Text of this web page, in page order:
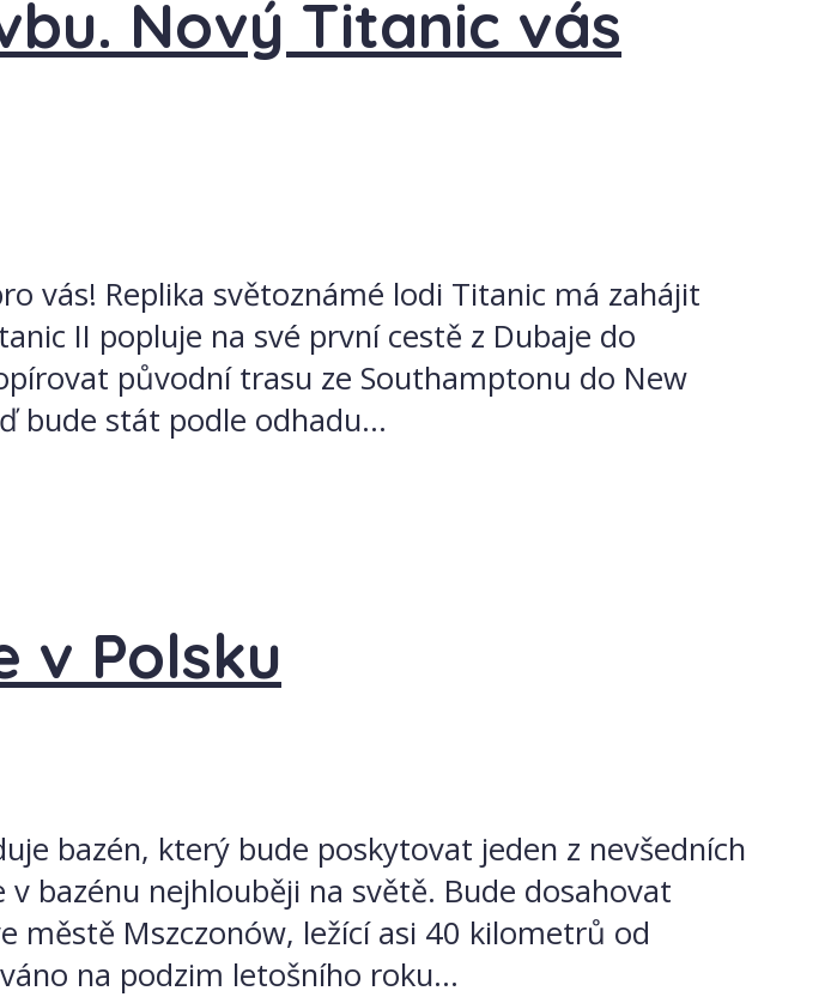
Nový Titanic vás
vás! Replika světoznámé lodi Titanic má zahájit
II popluje na své první cestě z Dubaje do
původní trasu ze Southamptonu do New
bude stát podle odhadu...
v Polsku
bazén, který bude poskytovat jeden z nevšedních
bazénu nejhlouběji na světě. Bude dosahovat
městě Mszczonów, ležící asi 40 kilometrů od
na podzim letošního roku...